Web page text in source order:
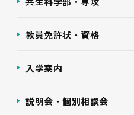
教員免許状・資格
入学案内
説明会・個別相談会